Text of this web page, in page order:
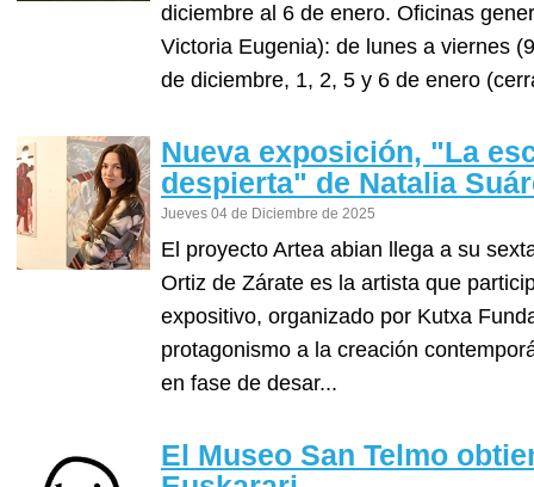
diciembre al 6 de enero. Oficinas
Victoria Eugenia): de lunes a viernes
de diciembre, 1, 2, 5 y 6 de enero
Nueva exposición, "La
despierta" de Natalia
Jueves 04 de Diciembre de 2025
El proyecto Artea abian llega a su
Ortiz de Zárate es la artista que
expositivo, organizado por Kutxa
protagonismo a la creación
en fase de desar...
El Museo San Telmo